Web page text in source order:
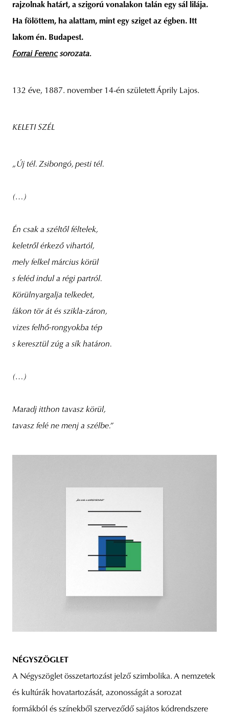
rajzolnak határt, a szigorú vonalakon talán egy sál lilája.
Ha fölöttem, ha alattam, mint egy sziget az égben. Itt
lakom én. Budapest.
Forrai Ferencsorozata.
132 éve, 1887. november 14-én született Áprily Lajos.
KELETI SZÉL
„Új tél. Zsibongó, pesti tél.
(…)
Én csak a széltől féltelek,
keletről érkező vihartól,
mely felkel március körül
s feléd indul a régi partról.
Körülnyargalja telkedet,
fákon tör át és szikla-záron,
vizes felhő-rongyokba tép
s keresztül zúg a sík határon.
(…)
Maradj itthon tavasz körül,
tavasz felé ne menj a szélbe.”
NÉGYSZÖGLET
A Négyszöglet összetartozást jelző szimbolika. A nemzetek
és kultúrák hovatartozását, azonosságát a sorozat
formákból és színekből szerveződő sajátos kódrendszere